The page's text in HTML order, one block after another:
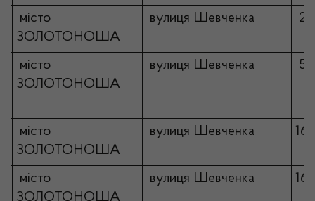
місто
ЗОЛОТОНОША
вулиця Шевченка
місто
ЗОЛОТОНОША
вулиця Шевченка
місто
ЗОЛОТОНОША
вулиця Шевченка 167
місто
ЗОЛОТОНОША
вулиця Шевченка 169